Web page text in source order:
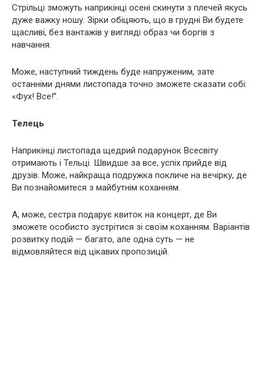
Стрільці зможуть наприкінці осені скинути з плечей якусь
дуже важку ношу. Зірки обіцяють, що в грудні Ви будете
щасливі, без вантажів у вигляді образ чи боргів з
навчання.
Може, наступний тиждень буде напруженим, зате
останніми днями листопада точно зможете сказати собі:
«Фух! Все!”.
Телець
Наприкінці листопада щедрий подарунок Всесвіту
отримають і Тельці. Швидше за все, успіх прийде від
друзів. Може, найкраща подружка покличе на вечірку, де
Ви познайомитеся з майбутнім коханням.
А, може, сестра подарує квиток на концерт, де Ви
зможете особисто зустрітися зі своїм коханням. Варіантів
розвитку подій — багато, але одна суть — не
відмовляйтеся від цікавих пропозицій.